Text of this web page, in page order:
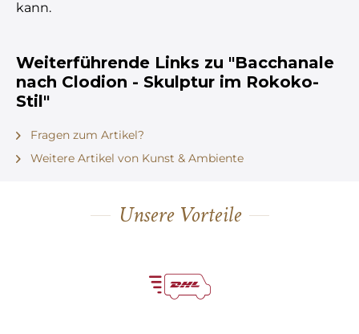
kann.
Weiterführende Links zu "Bacchanale
nach Clodion - Skulptur im Rokoko-
Stil"
Fragen zum Artikel?
Weitere Artikel von Kunst & Ambiente
Unsere Vorteile